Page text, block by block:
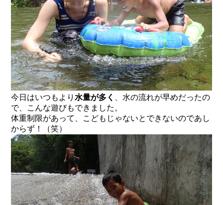
今日はいつもより 水量が多く
、水の流れが早めだったの
で、こんな遊びもできました。
体重制限があって、こどもじゃないとできないのであし
からず！（笑）